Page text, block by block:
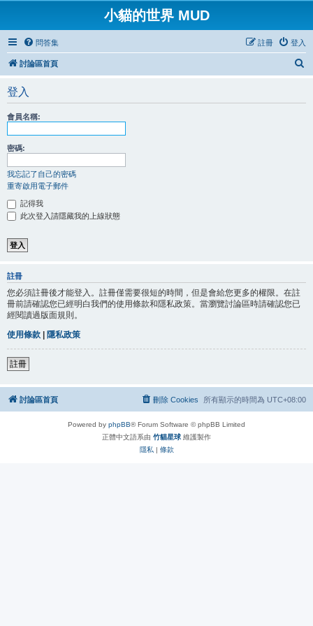
小貓的世界 MUD
問答集 登入
註冊
討論區首頁
登入
會員名稱:
密碼:
我忘記了自己的密碼
重寄啟用電子郵件
記得我
此次登入請隱藏我的上線狀態
註冊
您必須註冊後才能登入。註冊僅需要很短的時間，但是會給您更多的權限。在註
冊前請確認您已經明白我們的使用條款和隱私政策。當瀏覽討論區時請確認您已
經閱讀過版面規則。
使用條款 | 隱私政策
註冊
討論區首頁 所有顯示的時間為 UTC+08:00
刪除 Cookies
Powered by phpBB® Forum Software © phpBB Limited
正體中文語系由 竹貓星球 維護製作
隱私 | 條款